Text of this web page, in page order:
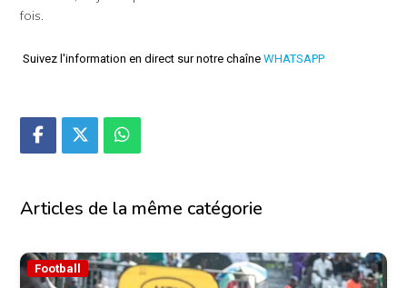
fois.
Suivez l'information en direct sur notre chaîne WHATSAPP
Articles de la même catégorie
Football